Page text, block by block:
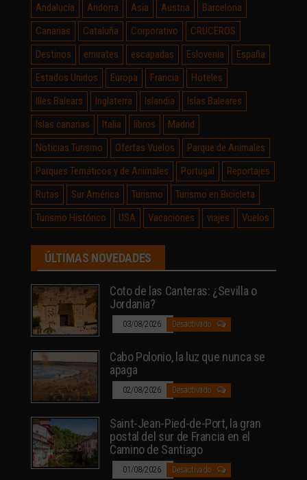
Andalucía
Andorra Asia Austria
Barcelona
Canarias
Cataluña Corporativo
CRUCEROS
Destinos
emirates escapadas Eslovenia
España
Estados Unidos
Europa Francia
Hoteles
Illes Balears
Inglaterra Islandia
Islas Baleares
Islas canarias
Italia libros
Madrid
Noticias Turismo
Ofertas Vuelos
Parque de Animales
Parques Temáticos y de Animales
Portugal
Reportajes
Rutas
Sur América Turismo
Turismo en Bicicleta
Turismo Histórico
USA Vacaciones viajes Vuelos
ÚLTIMAS NOVEDADES
Coto de las Canteras: ¿Sevilla o
Jordania?
03/08/2026 Desactivado
Cabo Polonio, la luz que nunca se
apaga
02/08/2026 Desactivado
Saint-Jean-Pied-de-Port, la gran
postal del sur de Francia en el
Camino de Santiago
01/08/2026 Desactivado